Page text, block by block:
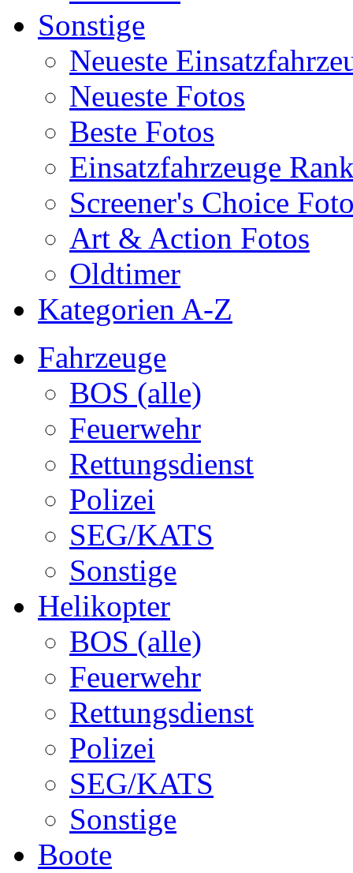
Sonstige
Neueste
Neueste Fotos
Beste Fotos
Einsatzfahrzeuge
Screener's Choice
Art & Action Fotos
Oldtimer
Kategorien A-Z
Fahrzeuge
BOS (alle)
Feuerwehr
Rettungsdienst
Polizei
SEG/KATS
Sonstige
Helikopter
BOS (alle)
Feuerwehr
Rettungsdienst
Polizei
SEG/KATS
Sonstige
Boote